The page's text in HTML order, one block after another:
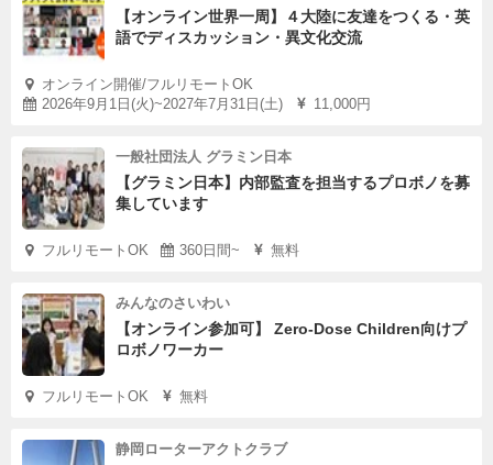
【オンライン世界一周】４大陸に友達をつくる・英
語でディスカッション・異文化交流
オンライン開催/フルリモートOK
2026年9月1日(火)~2027年7月31日(土)
11,000円
一般社団法人 グラミン日本
【グラミン日本】内部監査を担当するプロボノを募
集しています
フルリモートOK 360日間~ 無料
みんなのさいわい
【オンライン参加可】 Zero-Dose Children向けプ
ロボノワーカー
フルリモートOK 無料
静岡ローターアクトクラブ